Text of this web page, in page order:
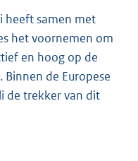
heeft samen met
het voornemen om
en hoog op de
de Europese
de trekker van dit